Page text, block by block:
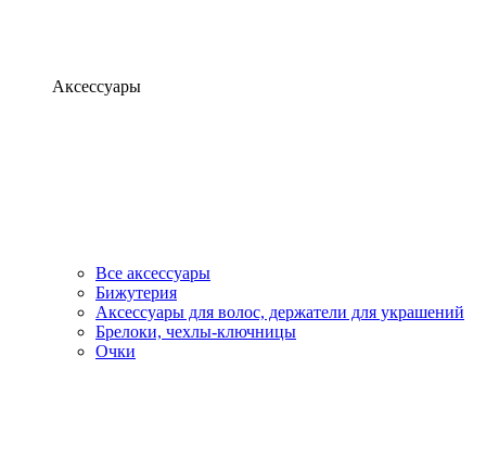
Аксессуары
Все аксессуары
Бижутерия
Аксессуары для волос, держатели для украшений
Брелоки, чехлы-ключницы
Очки